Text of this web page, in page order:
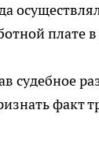
плате
факт